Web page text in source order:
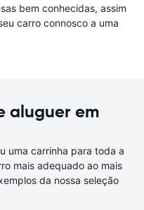
bem conhecidas, assim
carro connosco a uma
aluguer em
uma carrinha para toda a
mais adequado ao mais
da nossa seleção